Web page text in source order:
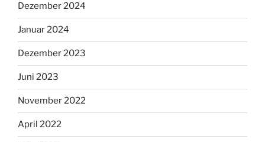
Dezember 2024
Januar 2024
Dezember 2023
Juni 2023
November 2022
April 2022